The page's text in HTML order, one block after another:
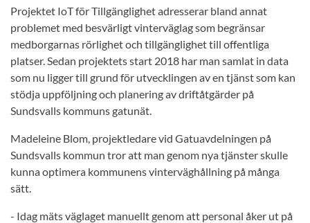
Projektet IoT för Tillgänglighet adresserar bland annat
problemet med besvärligt vinterväglag som begränsar
medborgarnas rörlighet och tillgänglighet till offentliga
platser. Sedan projektets start 2018 har man samlat in data
som nu ligger till grund för utvecklingen av en tjänst som kan
stödja uppföljning och planering av driftåtgärder på
Sundsvalls kommuns gatunät.
Madeleine Blom, projektledare vid Gatuavdelningen på
Sundsvalls kommun tror att man genom nya tjänster skulle
kunna optimera kommunens vinterväghållning på många
sätt.
- Idag mäts väglaget manuellt genom att personal åker ut på